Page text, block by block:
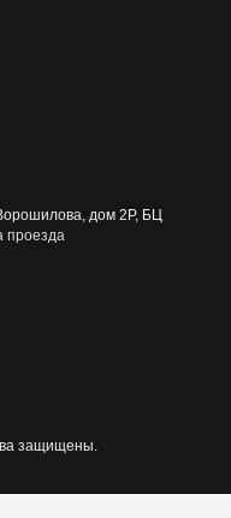
дом 2Р, БЦ
проезда
защищены.